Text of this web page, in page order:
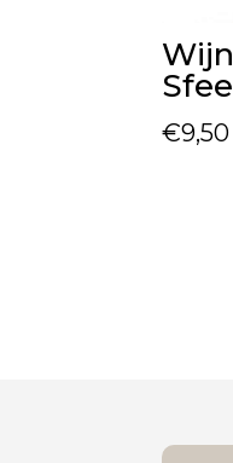
€9,50